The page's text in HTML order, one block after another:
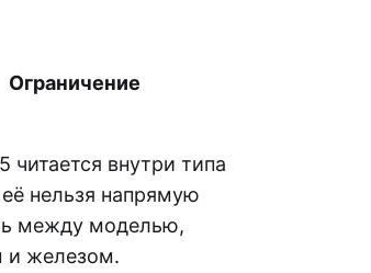
Ограничение
читается внутри типа
нельзя напрямую
между моделью,
и железом.